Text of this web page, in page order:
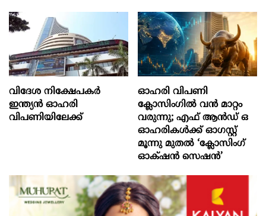
വിദേശ നിക്ഷേപകര്‍
ഇന്ത്യൻ ഓഹരി
വിപണിയിലേക്ക്
ഓഹരി വിപണി
ക്ലോസിംഗിൽ വൻ മാറ്റം
വരുന്നു; എഫ് ആൻഡ് ഒ
ഓഹരികൾക്ക് ഓഗസ്റ്റ്
മൂന്നു മുതൽ ‘ക്ലോസിംഗ്
ഓക്‌ഷൻ സെഷൻ’